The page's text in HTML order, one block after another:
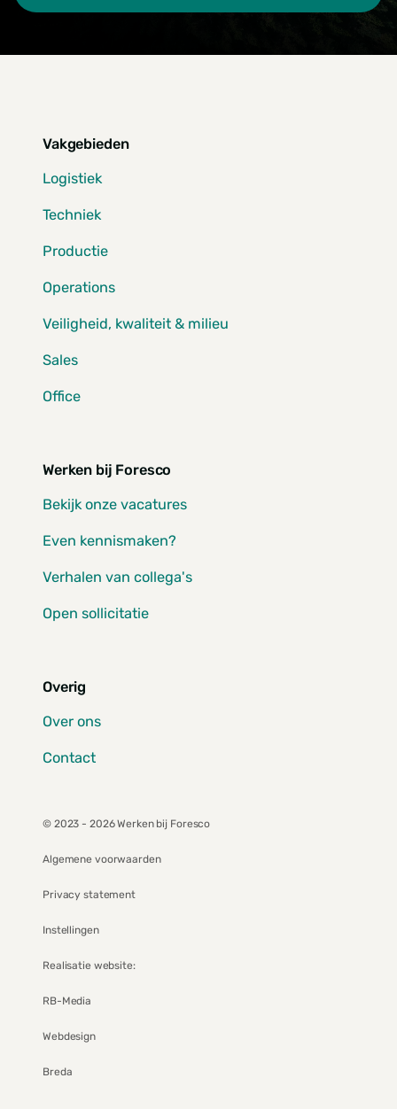
Vakgebieden
Logistiek
Techniek
Productie
Operations
Veiligheid, kwaliteit & milieu
Sales
Office
Werken bij Foresco
Bekijk onze vacatures
Even kennismaken?
Verhalen van collega's
Open sollicitatie
Overig
Over ons
Contact
© 2023 - 2026 Werken bij Foresco
Algemene voorwaarden
Privacy statement
Instellingen
Realisatie website:
RB-Media
Webdesign
Breda